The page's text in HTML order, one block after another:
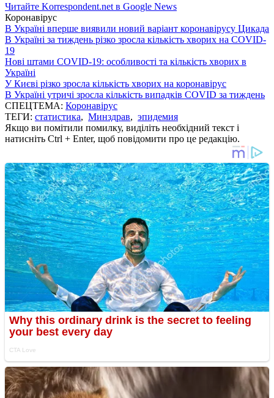
Читайте Korrespondent.net в Google News
Коронавірус
В Україні вперше виявили новий варіант коронавірусу Цикада
В Україні за тиждень різко зросла кількість хворих на COVID-
19
Нові штами COVID-19: особливості та кількість хворих в
Україні
У Києві різко зросла кількість хворих на коронавірус
В Україні утричі зросла кількість випадків COVID за тиждень
СПЕЦТЕМА: Коронавірус
ТЕГИ: статистика, Минздрав, эпидемия
Якщо ви помітили помилку, виділіть необхідний текст і
натисніть Ctrl + Enter, щоб повідомити про це редакцію.